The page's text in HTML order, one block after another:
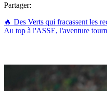
Partager:
🔥 Des Verts qui fracassent les
Au top à l'ASSE, l'aventure